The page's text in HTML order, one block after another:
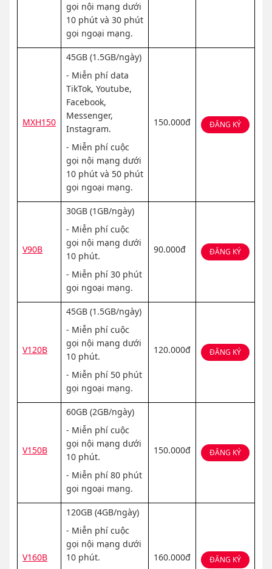
gọi nội mạng dưới
10 phút và 30 phút
gọi ngoại mạng.
MXH150
45GB (1.5GB/ngày)
- Miễn phí data
TikTok, Youtube,
Facebook,
Messenger,
Instagram.
- Miễn phí cuộc
gọi nội mạng dưới
10 phút và 50 phút
gọi ngoại mạng.
150.000đ ĐĂNG KÝ
V90B
30GB (1GB/ngày)
- Miễn phí cuộc
gọi nội mạng dưới
10 phút.
- Miễn phí 30 phút
gọi ngoại mạng.
90.000đ ĐĂNG KÝ
V120B
45GB (1.5GB/ngày)
- Miễn phí cuộc
gọi nội mạng dưới
10 phút.
- Miễn phí 50 phút
gọi ngoại mạng.
120.000đ ĐĂNG KÝ
V150B
60GB (2GB/ngày)
- Miễn phí cuộc
gọi nội mạng dưới
10 phút.
- Miễn phí 80 phút
gọi ngoại mạng.
150.000đ ĐĂNG KÝ
V160B
120GB (4GB/ngày)
- Miễn phí cuộc
gọi nội mạng dưới
10 phút.
160.000đ ĐĂNG KÝ